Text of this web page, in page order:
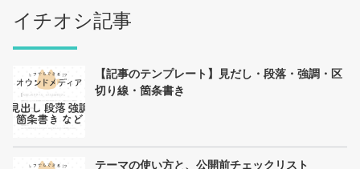
イチオシ記事
【記事のテンプレート】見だし・段落・強調・区
切り線・箇条書き
テーマの使い方と、公開前チェックリスト